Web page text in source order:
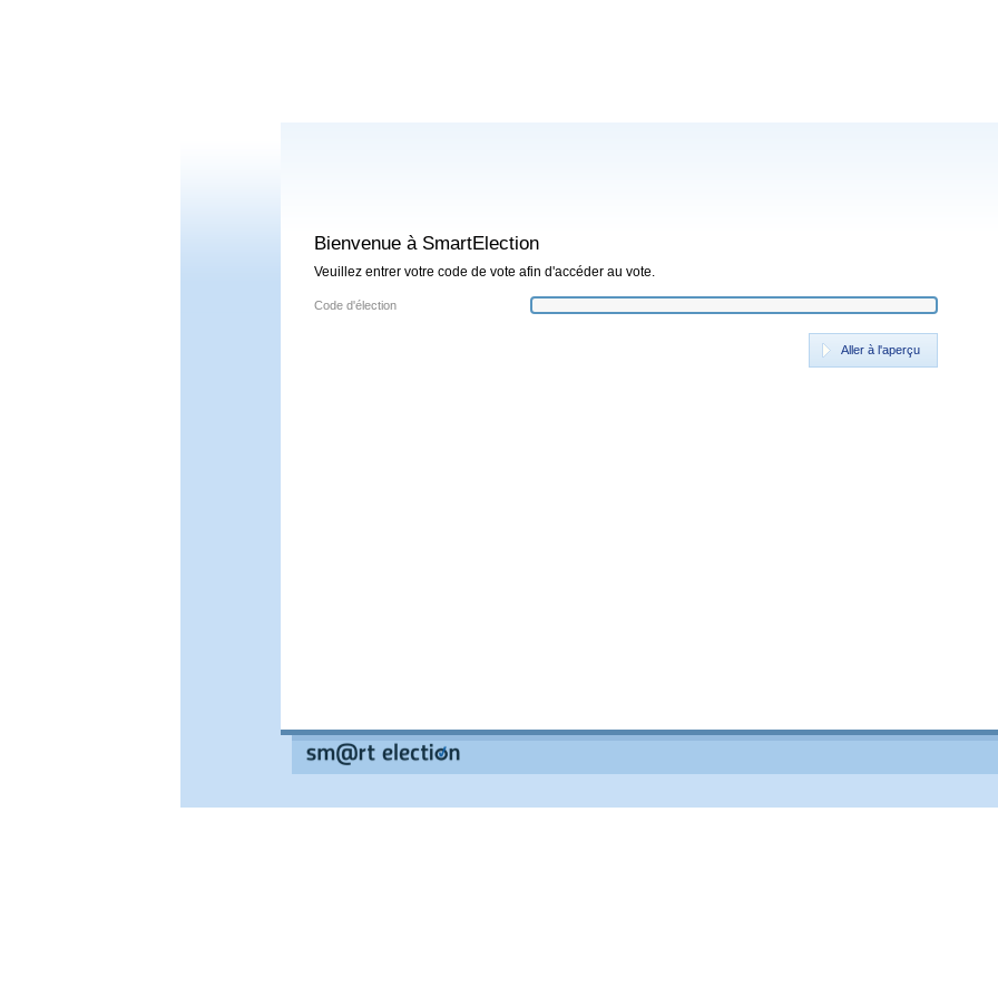
Bienvenue à SmartElection
Veuillez entrer votre code de vote afin d'accéder au vote.
Code d'élection